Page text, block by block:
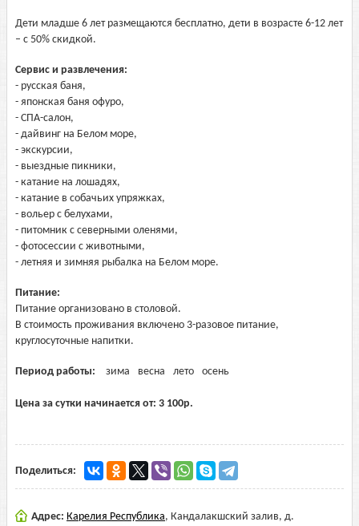
Дети младше 6 лет размещаются бесплатно, дети в возрасте 6-12 лет
– с 50% скидкой.
Сервис и развлечения:
- русская баня,
- японская баня офуро,
- СПА-салон,
- дайвинг на Белом море,
- экскурсии,
- выездные пикники,
- катание на лошадях,
- катание в собачьих упряжках,
- вольер с белухами,
- питомник с северными оленями,
- фотосессии с животными,
- летняя и зимняя рыбалка на Белом море.
Питание:
Питание организовано в столовой.
В стоимость проживания включено 3-разовое питание,
круглосуточные напитки.
Период работы: зима весна лето осень
Цена за сутки начинается от: 3 100р.
Поделиться:
Адрес: Карелия Республика, Кандалакшский залив, д.